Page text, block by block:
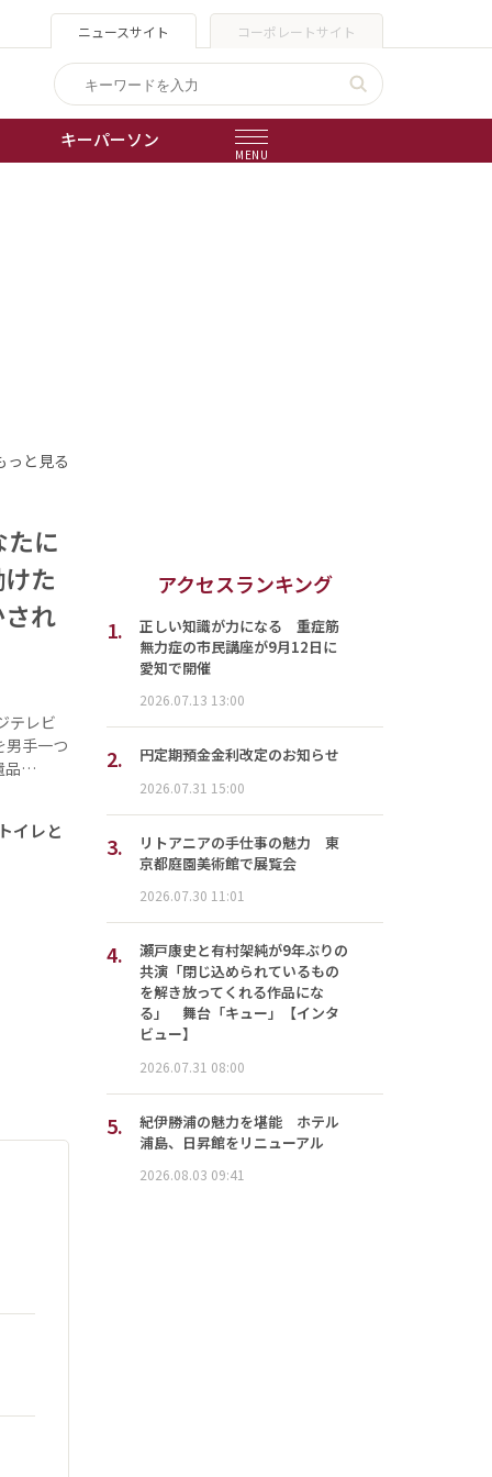
ニュースサイト コーポレートサイト
キーパーソン
MENU
っと見る
に
た
れ
テレビ
手一つ
品…
イレと
アクセスランキング
1.
正しい知識が力になる 重症筋
無力症の市民講座が9月12日に
愛知で開催
2026.07.13 13:00
2. 円定期預金金利改定のお知らせ
2026.07.31 15:00
3.
リトアニアの手仕事の魅力 東
京都庭園美術館で展覧会
2026.07.30 11:01
4.
瀬戸康史と有村架純が9年ぶりの
共演「閉じ込められているもの
を解き放ってくれる作品にな
る」 舞台「キュー」【インタ
ビュー】
2026.07.31 08:00
5.
紀伊勝浦の魅力を堪能 ホテル
浦島、日昇館をリニューアル
2026.08.03 09:41